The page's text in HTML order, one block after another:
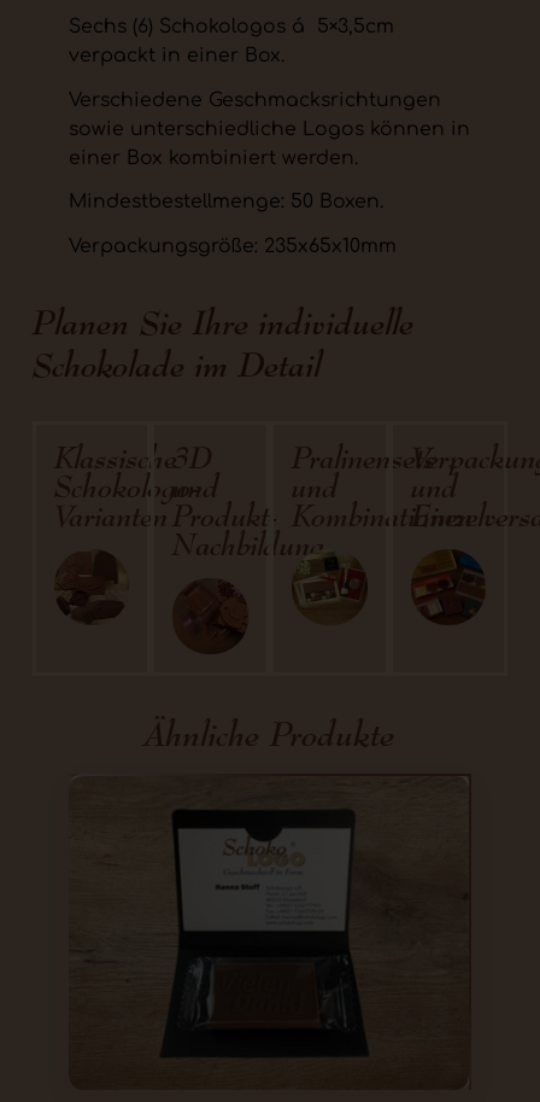
Sechs (6) Schokologos á 5×3,5cm
verpackt in einer Box.
Verschiedene Geschmacksrichtungen
sowie unterschiedliche Logos können in
einer Box kombiniert werden.
Mindestbestellmenge: 50 Boxen.
Verpackungsgröße: 235x65x10mm
Planen Sie Ihre individuelle
Schokolade im Detail
Klassische
Schokologo-
Varianten
3D
und
Produkt-
Nachbildung
Pralinensets
und
Kombinationen
und
Ähnliche Produkte